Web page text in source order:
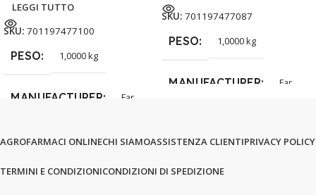
LEGGI TUTTO
SKU: 701197477100
PESO 1,0000 kg
MANUFACTURER Far
SKU: 701197477087
PESO 1,0000 kg
MANUFACTURER Far
AGROFARMACI ONLINECHI SIAMOASSISTENZA CLIENTIPRIVACY POLICY
TERMINI E CONDIZIONICONDIZIONI DI SPEDIZIONE